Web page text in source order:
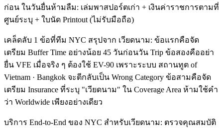
ก่อน ในวันยื่นห้ามลืม: เล่มพาสปอร์ตเก่า + เงินค่าราชการตามที่
ศูนย์ระบุ + ใบนัด Printout (ไม่รับมือถือ)
เคล็ดลับ 1 ข้อที่ทีม NYC สรุปจาก เวียดนาม: ข้อแรกคือจัด
เตรียม Buffer Time อย่างน้อย 45 วันก่อนวัน Trip ข้อสองคืออย่า
ยื่น VFE เมื่อจริง ๆ ต้องใช้ EV-90 เพราะระบบ สถานทูต of
Vietnam · Bangkok จะตีกลับเป็น Wrong Category ข้อสามคือจัด
เตรียม Insurance ที่ระบุ "เวียดนาม" ใน Coverage Area ห้ามใช้คำ
ว่า Worldwide เพียงอย่างเดียว
บริการ End-to-End ของ NYC สำหรับเวียดนาม: ตรวจคุณสมบัติ